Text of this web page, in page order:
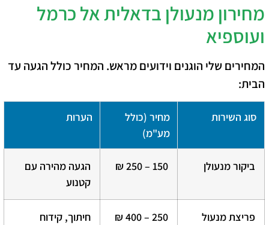
מחירון מנעולן בדאלית אל כרמל
ועוספיא
המחירים שלי הוגנים וידועים מראש. המחיר כולל הגעה עד
הבית:
סוג השירות
מחיר (כולל
מע"מ)
הערות
ביקור מנעולן 150 – 250 ₪
הגעה מהירה עם
קטנוע
פריצת מנעול
250 – 400 ₪
חיתוך, קידוח